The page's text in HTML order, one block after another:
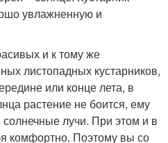
увлажненную и
и к тому же
листопадных кустарников,
или конце лета, в
растение не боится, ему
лучи. При этом и в
комфортно. Поэтому вы со